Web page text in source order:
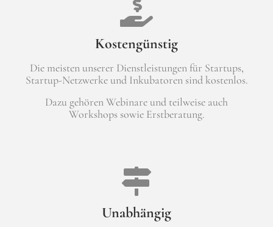
Kostengünstig
Die meisten unserer Dienstleistungen für Startups,
Startup-Netzwerke und Inkubatoren sind kostenlos.
Dazu gehören Webinare und teilweise auch
Workshops sowie Erstberatung.
Unabhängig